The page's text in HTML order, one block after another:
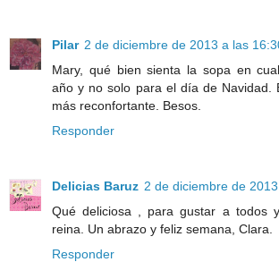
Pilar 2 de diciembre de 2013 a las
Mary, qué bien sienta la sopa en
año y no solo para el día de Navidad.
más reconfortante. Besos.
Responder
Delicias Baruz 2 de diciembre de
Qué deliciosa , para gustar a todos
reina. Un abrazo y feliz semana, Clara.
Responder